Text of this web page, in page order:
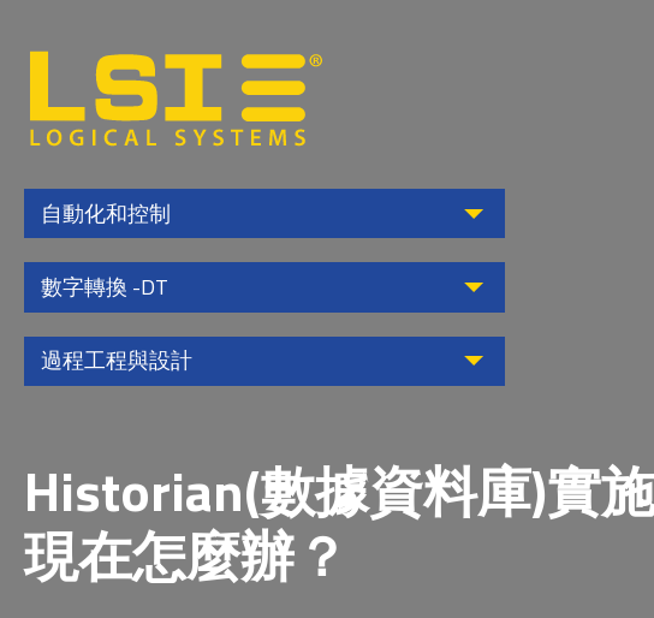
Logical
Systems,
Inc
自動化和控制
數字轉換 -DT
過程工程與設計
Historian(數據資料庫)實
現在怎麼辦？